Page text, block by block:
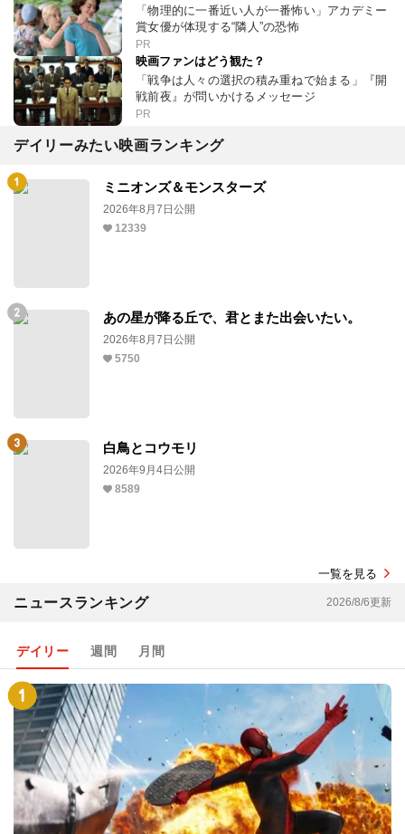
「物理的に一番近い人が一番怖い」アカデミー
賞女優が体現する“隣人”の恐怖
PR
映画ファンはどう観た？
「戦争は人々の選択の積み重ねで始まる」『開
戦前夜』が問いかけるメッセージ
PR
デイリーみたい映画ランキング
ミニオンズ＆モンスターズ
2026年8月7日公開
12339
あの星が降る丘で、君とまた出会いたい。
2026年8月7日公開
5750
白鳥とコウモリ
2026年9月4日公開
8589
一覧を見る
ニュースランキング 2026/8/6更新
デイリー 週間 月間